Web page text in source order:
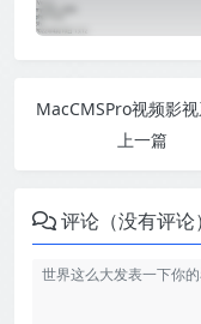
上一篇
评论（没有评论）